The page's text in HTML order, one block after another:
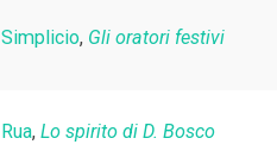
Simplicio, Gli oratori festivi
Rua,Lo spirito di D. Bosco